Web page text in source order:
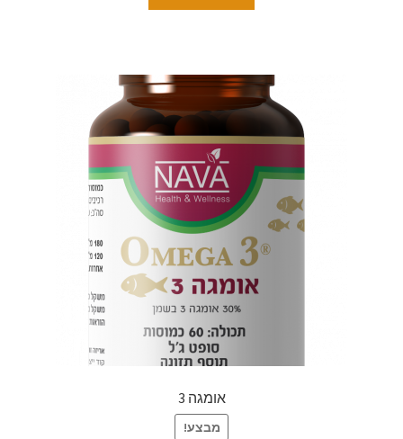
אומגה 3
מבצע!